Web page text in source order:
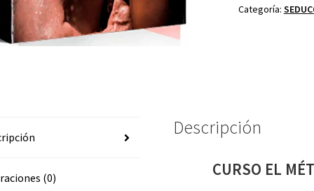
ESTEBAN
Categoría:
(0)
Descripción
CURSO EL